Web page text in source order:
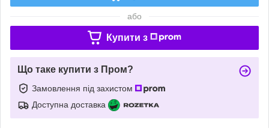
або
Купити з
Що таке купити з Пром?
Замовлення під захистом
Доступна доставка